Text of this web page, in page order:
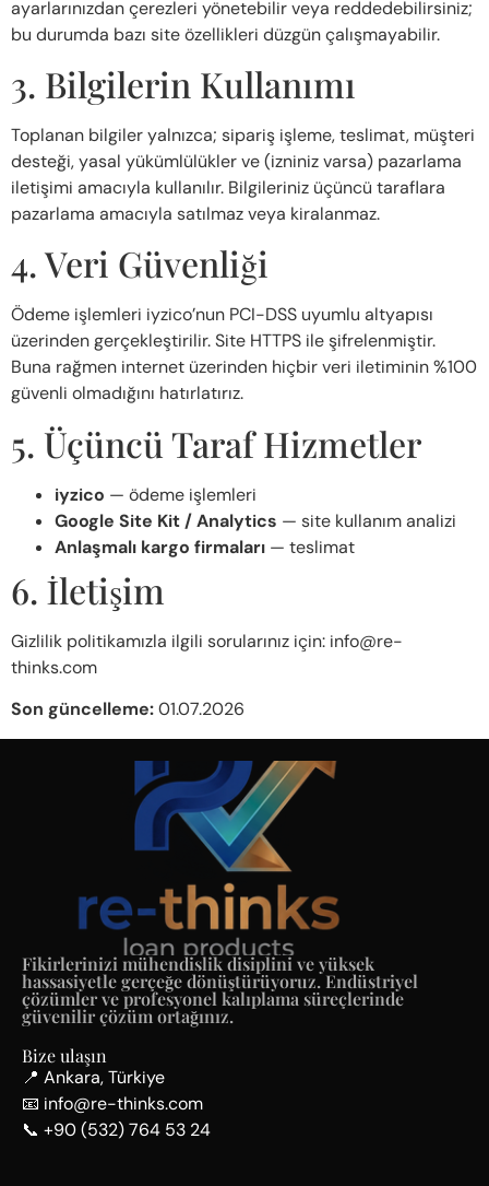
ayarlarınızdan çerezleri yönetebilir veya reddedebilirsiniz;
bu durumda bazı site özellikleri düzgün çalışmayabilir.
3. Bilgilerin Kullanımı
Toplanan bilgiler yalnızca; sipariş işleme, teslimat, müşteri
desteği, yasal yükümlülükler ve (izniniz varsa) pazarlama
iletişimi amacıyla kullanılır. Bilgileriniz üçüncü taraflara
pazarlama amacıyla satılmaz veya kiralanmaz.
4. Veri Güvenliği
Ödeme işlemleri iyzico’nun PCI-DSS uyumlu altyapısı
üzerinden gerçekleştirilir. Site HTTPS ile şifrelenmiştir.
Buna rağmen internet üzerinden hiçbir veri iletiminin %100
güvenli olmadığını hatırlatırız.
5. Üçüncü Taraf Hizmetler
iyzico — ödeme işlemleri
Google Site Kit / Analytics — site kullanım analizi
Anlaşmalı kargo firmaları — teslimat
6. İletişim
Gizlilik politikamızla ilgili sorularınız için: info@re-
thinks.com
Son güncelleme:01.07.2026
Fikirlerinizi mühendislik disiplini ve yüksek
hassasiyetle gerçeğe dönüştürüyoruz. Endüstriyel
çözümler ve profesyonel kalıplama süreçlerinde
güvenilir çözüm ortağınız.
Bize ulaşın
📍 Ankara, Türkiye
📧 info@re-thinks.com
📞 +90 (532) 764 53 24